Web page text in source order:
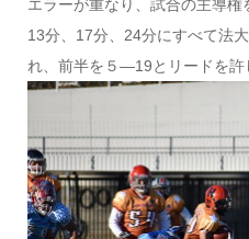
エラーが重なり、試合の主導
13分、17分、24分にすべて法
れ、前半を５―19とリードを許